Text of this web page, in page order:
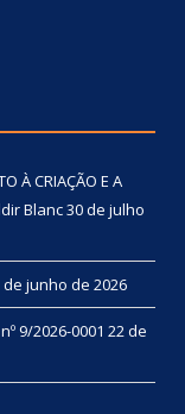
À CRIAÇÃO E A
Blanc30 de julho
de junho de 2026
9/2026-0001 22 de